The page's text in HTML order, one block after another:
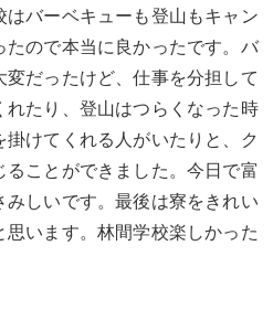
はバーベキューも登山もキャン
ので本当に良かったです。バ
だったけど、仕事を分担して
たり、登山はつらくなった時
けてくれる人がいたりと、ク
ことができました。今日で富
しいです。最後は寮をきれい
います。林間学校楽しかった